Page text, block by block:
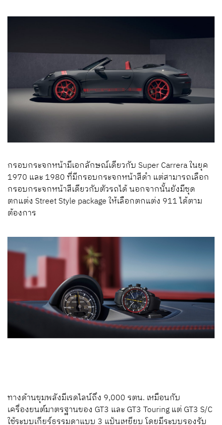
กรอบกระจกหน้ามีเอกลักษณ์เดียวกับ Super Carreraในยุค
1970 และ 1980 ที่มีกรอบกระจกหน้าสีดำ แต่สามารถเลือก
กรอบกระจกหน้าสีเดียวกับตัวรถได้ นอกจากนั้นยังมีชุด
ตกแต่ง Street Style packageให้เลือกตกแต่ง 911 ได้ตาม
ต้องการ
ทางด้านขุมพลังมีเรดไลน์ถึง 9,000 รตน. เหมือนกับ
เครื่องยนต์มาตรฐานของ GT3 และ GT3 Touring แต่ GT3 S/C
ใช้ระบบเกียร์ธรรมดาแบบ 3 แป้นเหยียบ โดยมีระบบรองรับ